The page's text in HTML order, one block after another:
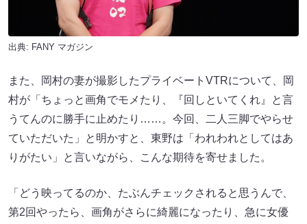
出典: FANY マガジン
また、岡村の妻が撮影したプライベートVTRについて、岡
村が「ちょっと画角でモメたり、『回しといてくれ』と言
うてんのに勝手に止めたり……。今回、二人三脚でやらせ
ていただいた」と明かすと、東野は「われわれとしてはあ
りがたい」と言いながら、こんな期待を寄せました。
「どう映ってるのか、たぶんチェックされると思うんで、
第2回やったら、画角がさらに綺麗になったり、急に女優